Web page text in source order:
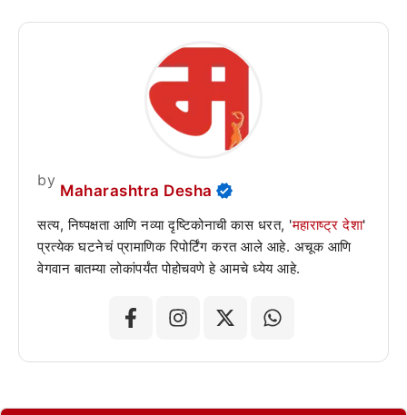
by
Maharashtra Desha
सत्य, निष्पक्षता आणि नव्या दृष्टिकोनाची कास धरत, 'महाराष्ट्र देशा'
प्रत्येक घटनेचं प्रामाणिक रिपोर्टिंग करत आले आहे. अचूक आणि
वेगवान बातम्या लोकांपर्यंत पोहोचवणे हे आमचे ध्येय आहे.